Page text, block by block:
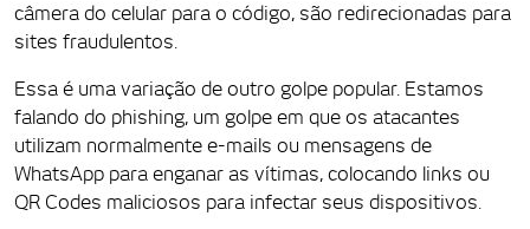
câmera do celular para o código, são redirecionadas para
sites fraudulentos.
Essa é uma variação de outro golpe popular. Estamos
falando do phishing, um golpe em que os atacantes
utilizam normalmente e-mails ou mensagens de
WhatsApp para enganar as vítimas, colocando links ou
QR Codes maliciosos para infectar seus dispositivos.